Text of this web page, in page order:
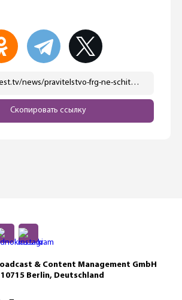
https://ostwest.tv/news/pravitelstvo-frg-ne-schitaet-chto-rossijskie-specsluzhby-usilivajut-popytki-zaverbovat-nemeckih-politikov/
Скопировать ссылку
& Content Management GmbH
Berlin, Deutschland